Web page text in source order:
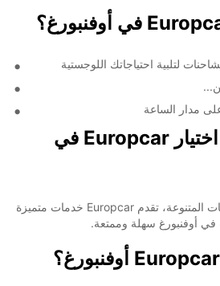
لتلبية احتياجاتك اللوجستية
مدار الساعة
لماذا يجب عليك اختيار Europcar في
بالإضافة إلى تشكيلة الشاحنات المتنوعة، تقدم Europcar خدمات متميزة
في أوفنبورغ سهلة وممتعة.